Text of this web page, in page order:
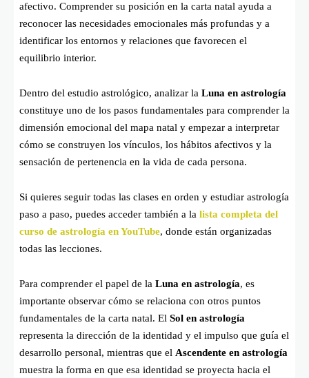
afectivo. Comprender su posición en la carta natal ayuda a
reconocer las necesidades emocionales más profundas y a
identificar los entornos y relaciones que favorecen el
equilibrio interior.
Dentro del estudio astrológico, analizar la Luna en astrología
constituye uno de los pasos fundamentales para comprender la
dimensión emocional del mapa natal y empezar a interpretar
cómo se construyen los vínculos, los hábitos afectivos y la
sensación de pertenencia en la vida de cada persona.
Si quieres seguir todas las clases en orden y estudiar astrología
paso a paso, puedes acceder también a la lista completa del
curso de astrología en YouTube, donde están organizadas
todas las lecciones.
Para comprender el papel de la Luna en astrología, es
importante observar cómo se relaciona con otros puntos
fundamentales de la carta natal. El Sol en astrología
representa la dirección de la identidad y el impulso que guía el
desarrollo personal, mientras que el Ascendente en astrología
muestra la forma en que esa identidad se proyecta hacia el